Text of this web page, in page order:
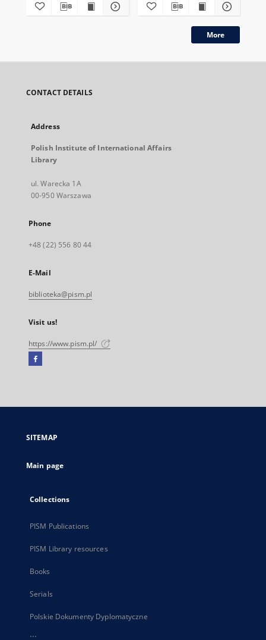
More
CONTACT DETAILS
Address
Polish Institute of International Affairs
Library
ul. Warecka 1A
00-950 Warszawa
Phone
+48 (22) 556 80 44
E-Mail
biblioteka@pism.pl
Visit us!
https://www.pism.pl/
Facebook
open
new
SITEMAP
Main page
Collections
PISM Publications
PISM Library resources
Books
Serials
Polskie Dokumenty Dyplomatyczne
...